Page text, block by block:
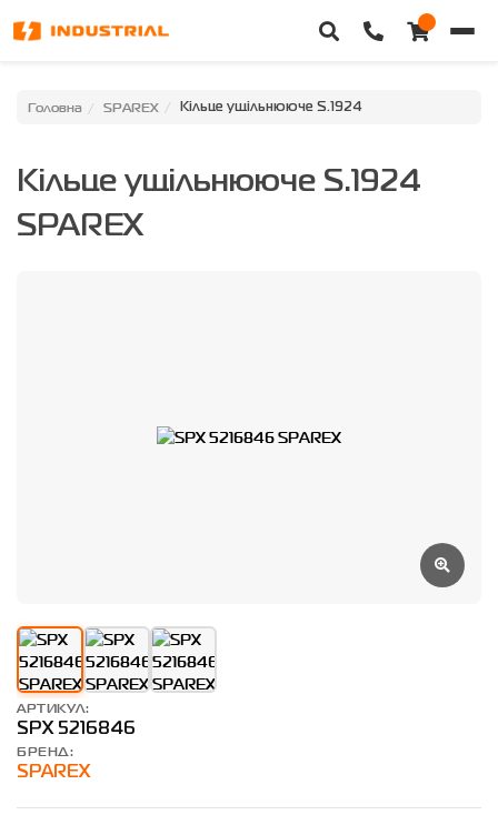
Головна
Категорії
Особистий кабінет
Головна SPAREX Кільце ущільнююче S.1924
Кільце ущільнююче S.1924
SPAREX
АРТИКУЛ:
SPX 5216846
БРЕНД:
SPAREX